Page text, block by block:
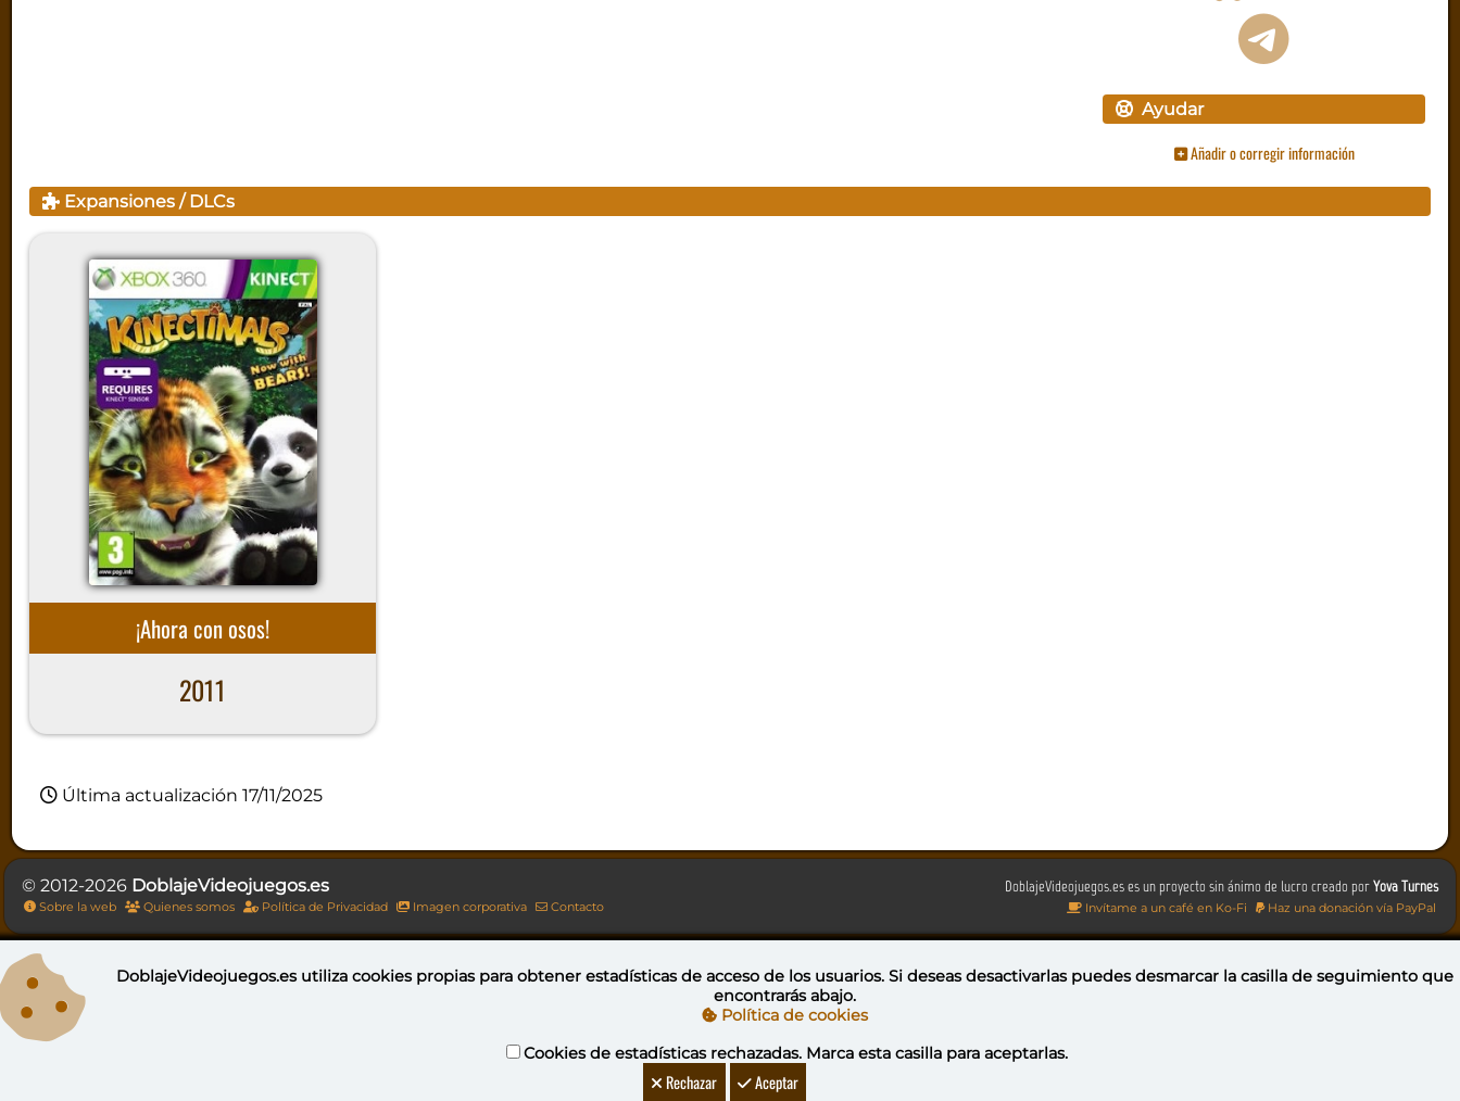
Ayudar
Añadir o corregir información
Expansiones / DLCs
¡Ahora con osos!
2011
Última actualización 17/11/2025
DoblajeVideojuegos.es es un proyecto sin ánimo de lucro creado porYova Turnes
Invítame a un café en Ko-Fi Haz una donación vía PayPal
© 2012-2026 DoblajeVideojuegos.es
Sobre la web Quienes somos Política de Privacidad Imagen corporativa Contacto
Esta obra está bajo una licencia de Creative Commons Reconocimiento-NoComercial-CompartirIgual 4.0 Internacional
YovaGamingNetwork
DeVuego GAL DeVuego LATAM
DoblajeVideojuegos.es utilizacookies propiaspara obtener estadísticas de acceso de los usuarios. Si deseas desactivarlas puedesdesmarcar la casilla de seguimiento que
encontrarás abajo.
Política de cookies
Cookies de estadísticas rechazadas. Marca esta casilla para aceptarlas.
Rechazar Aceptar